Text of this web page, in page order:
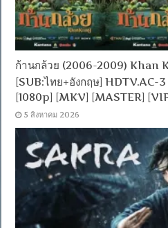
ก้านกล้วย (2006-2009) Khan
[SUB:ไทย+อังกฤษ] HDTV.AC-
[1080p] [MKV] [MASTER]
5 สิงหาคม 2026